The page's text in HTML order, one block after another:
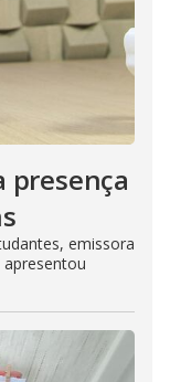
presença
emissora